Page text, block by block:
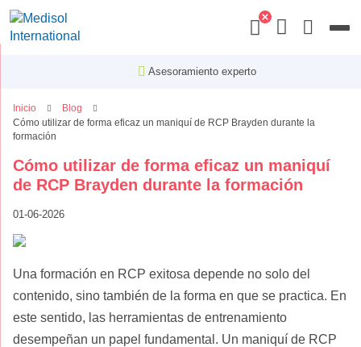
Asesoramiento experto
Inicio
Blog
Cómo utilizar de forma eficaz un maniquí de RCP Brayden durante la
formación
Cómo utilizar de forma eficaz un maniquí
de RCP Brayden durante la formación
01-06-2026
Una formación en RCP exitosa depende no solo del
contenido, sino también de la forma en que se practica. En
este sentido, las herramientas de entrenamiento
desempeñan un papel fundamental. Un maniquí de RCP